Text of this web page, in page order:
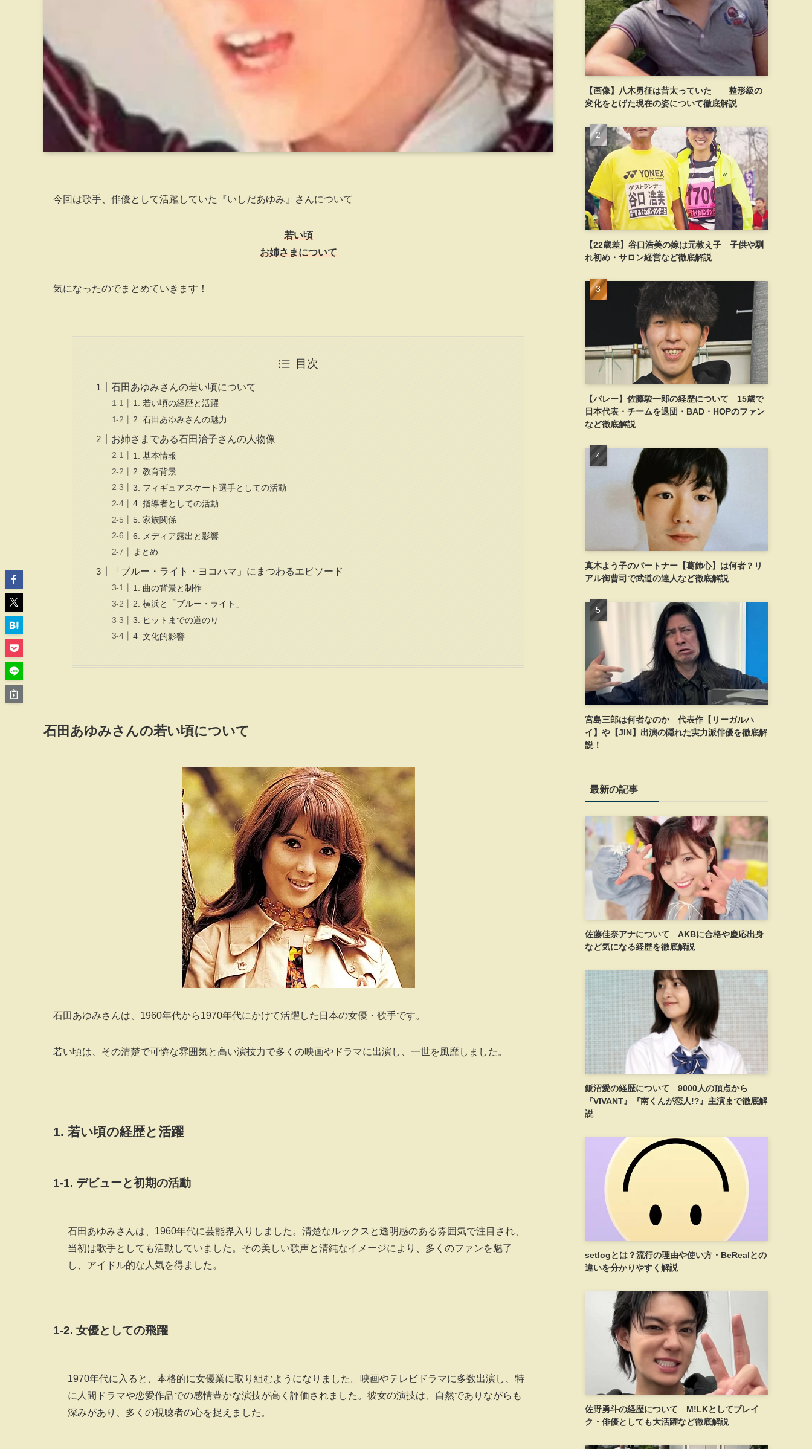
今回は歌手、俳優として活躍していた『いしだあゆみ』さんについて
若い頃
お姉さまについて
気になったのでまとめていきます！
目次
石田あゆみさんの若い頃について
1. 若い頃の経歴と活躍
2. 石田あゆみさんの魅力
お姉さまである石田治子さんの人物像
1. 基本情報
2. 教育背景
3. フィギュアスケート選手としての活動
4. 指導者としての活動
5. 家族関係
6. メディア露出と影響
まとめ
「ブルー・ライト・ヨコハマ」にまつわるエピソード
1. 曲の背景と制作
2. 横浜と「ブルー・ライト」
3. ヒットまでの道のり
4. 文化的影響
石田あゆみさんの若い頃について
石田あゆみさんは、1960年代から1970年代にかけて活躍した日本の女優・歌手です。
若い頃は、その清楚で可憐な雰囲気と高い演技力で多くの映画やドラマに出演し、一世を風靡しました。
1. 若い頃の経歴と活躍
1-1. デビューと初期の活動
石田あゆみさんは、1960年代に芸能界入りしました。清楚なルックスと透明感のある雰囲気で注目され、
当初は歌手としても活動していました。その美しい歌声と清純なイメージにより、多くのファンを魅了
し、アイドル的な人気を得ました。
1-2. 女優としての飛躍
1970年代に入ると、本格的に女優業に取り組むようになりました。映画やテレビドラマに多数出演し、特
に人間ドラマや恋愛作品での感情豊かな演技が高く評価されました。彼女の演技は、自然でありながらも
深みがあり、多くの視聴者の心を捉えました。
【画像】八木勇征は昔太っていた 整形級の
変化をとげた現在の姿について徹底解説
【22歳差】谷口浩美の嫁は元教え子 子供や馴
れ初め・サロン経営など徹底解説
【バレー】佐藤駿一郎の経歴について 15歳で
日本代表・チームを退団・BAD・HOPのファン
など徹底解説
真木よう子のパートナー【葛飾心】は何者？リ
アル御曹司で武道の達人など徹底解説
宮島三郎は何者なのか 代表作【リーガルハ
イ】や【JIN】出演の隠れた実力派俳優を徹底解
説！
最新の記事
佐藤佳奈アナについて AKBに合格や慶応出身
など気になる経歴を徹底解説
飯沼愛の経歴について 9000人の頂点から
『VIVANT』『南くんが恋人!?』主演まで徹底解
説
setlogとは？流行の理由や使い方・BeRealとの
違いを分かりやすく解説
佐野勇斗の経歴について M!LKとしてブレイ
ク・俳優としても大活躍など徹底解説